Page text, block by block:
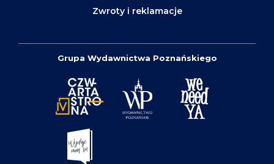
Zwroty i reklamacje
Grupa Wydawnictwa Poznańskiego